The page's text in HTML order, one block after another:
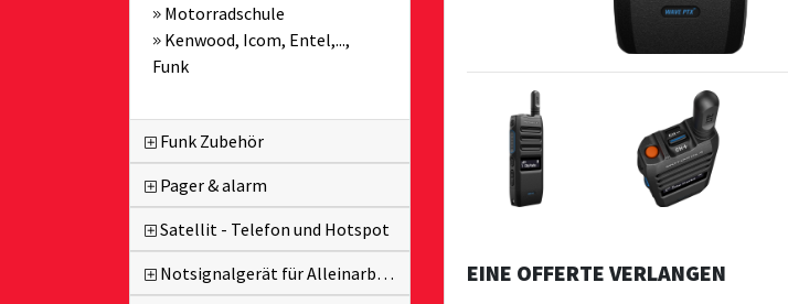
EINE OFFERTE VERLANGEN
Motorradschule
Kenwood, Icom, Entel,...,
Funk
Funk Zubehör
Pager & alarm
Satellit - Telefon und Hotspot
Notsignalgerät für Alleinarbeiter